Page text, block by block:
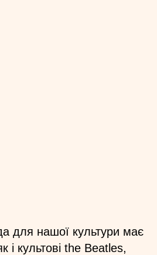
для нашої культури має
і культові the Beatles,